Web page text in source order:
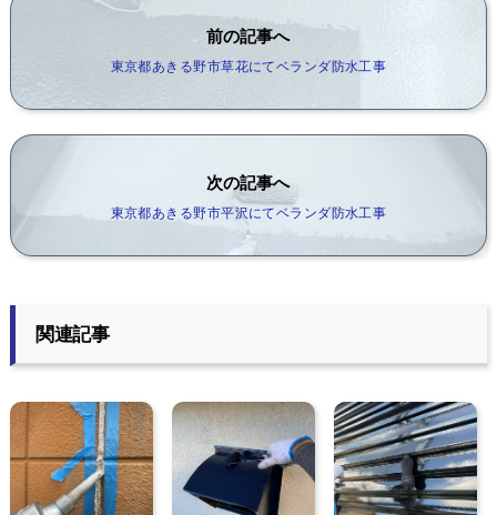
前の記事へ
東京都あきる野市草花にてベランダ防水工事
次の記事へ
東京都あきる野市平沢にてベランダ防水工事
関連記事